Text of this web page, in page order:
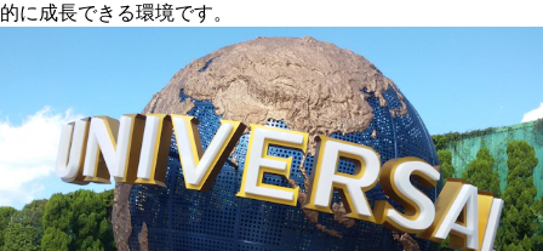
的に成長できる環境です。